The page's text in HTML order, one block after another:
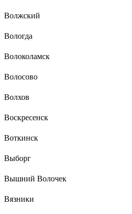
Волжский
Вологда
Волоколамск
Волосово
Волхов
Воскресенск
Воткинск
Выборг
Вышний Волочек
Вязники